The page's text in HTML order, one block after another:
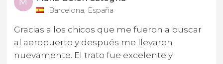
Barcelona, España
Gracias a los chicos que me fueron a buscar
al aeropuerto y después me llevaron
nuevamente. El trato fue excelente y